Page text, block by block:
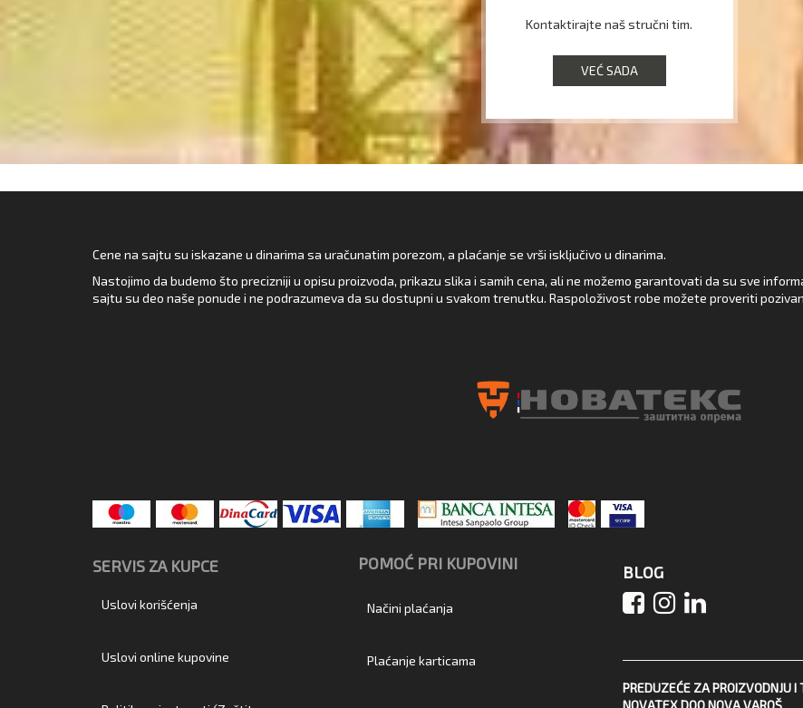
Kontaktirajte naš stručni tim.
VEĆ SADA
Cene na sajtu su iskazane u dinarima sa uračunatim porezom, a plaćanje se vrši isključivo u dinarima.
Nastojimo da budemo što precizniji u opisu proizvoda, prikazu slika i samih cena, ali ne možemo garantovati da su sve
sajtu su deo naše ponude i ne podrazumeva da su dostupni u svakom trenutku. Raspoloživost robe možete proveriti
SERVIS ZA KUPCE
Uslovi korišćenja
Uslovi online kupovine
POMOĆ PRI KUPOVINI
Načini plaćanja
Plaćanje karticama
BLOG
PREDUZEĆE ZA PROIZVODNJU I